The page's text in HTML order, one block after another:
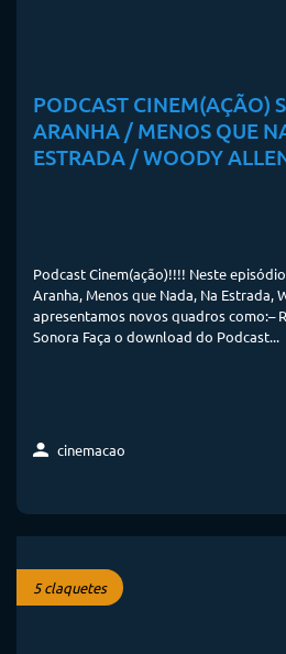
PODCAST CINEM(AÇÃO)
ARANHA / MENOS QUE
ESTRADA / WOODY
Podcast Cinem(ação)!!!! Neste
Aranha, Menos que Nada, Na Estrada,
apresentamos novos quadros como:–
Sonora Faça o download do Podcast...
cinemacao
5 claquetes